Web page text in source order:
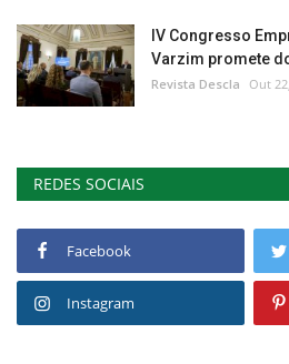
IV Congresso
Varzim promete
Revista Descla Out
REDES SOCIAIS
Facebook
Instagram